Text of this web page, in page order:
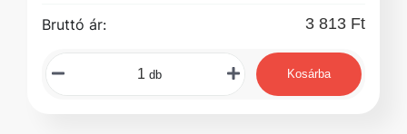
Bruttó ár: 3 813 Ft
db Kosárba